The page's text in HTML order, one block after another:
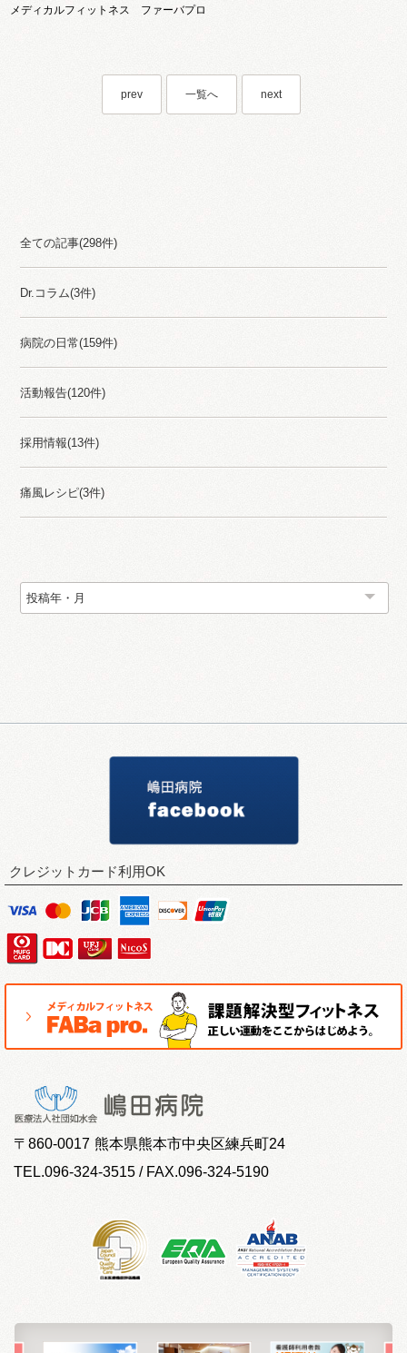
メディカルフィットネス ファーバプロ
prev 一覧へ next
全ての記事(298件)
Dr.コラム(3件)
病院の日常(159件)
活動報告(120件)
採用情報(13件)
痛風レシピ(3件)
クレジットカード利用OK
〒 860-0017 熊本県熊本市中央区練兵町24
TEL.096-324-3515 / FAX.096-324-5190